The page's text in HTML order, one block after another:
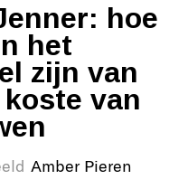
hoe
het
zijn van
van
Amber Pieren